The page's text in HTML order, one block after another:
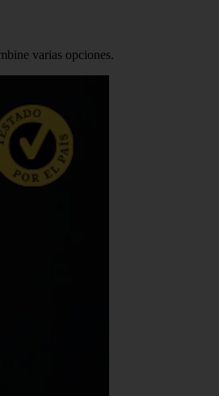
varias opciones.